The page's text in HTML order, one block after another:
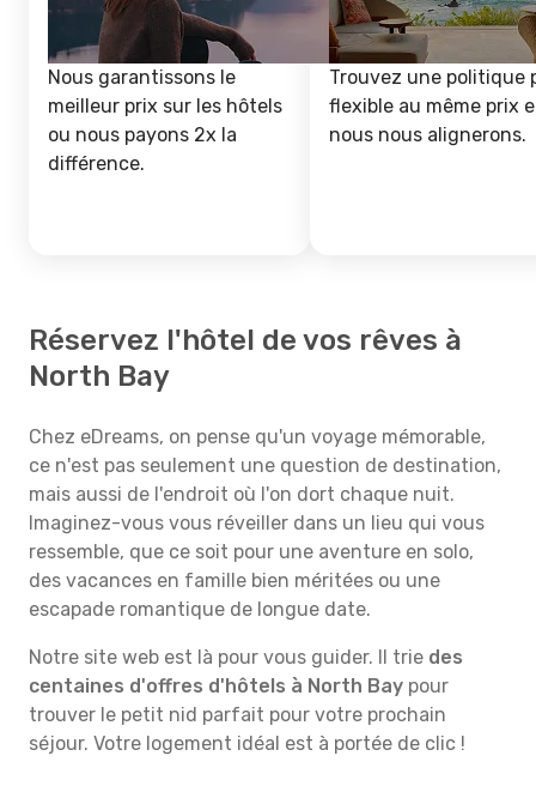
Nous garantissons le
meilleur prix sur les hôtels
ou nous payons 2x la
différence.
Trouvez une politique
flexible au même prix
nous nous alignerons.
Réservez l'hôtel de vos rêves à
North Bay
Chez eDreams, on pense qu'un voyage mémorable,
ce n'est pas seulement une question de destination,
mais aussi de l'endroit où l'on dort chaque nuit.
Imaginez-vous vous réveiller dans un lieu qui vous
ressemble, que ce soit pour une aventure en solo,
des vacances en famille bien méritées ou une
escapade romantique de longue date.
Notre site web est là pour vous guider. Il trie des
centaines d'offres d'hôtels à North Bay pour
trouver le petit nid parfait pour votre prochain
séjour. Votre logement idéal est à portée de clic !